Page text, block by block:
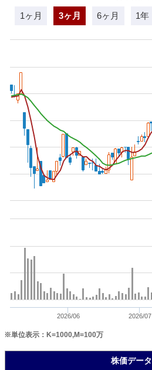
1ヶ月 3ヶ月 6ヶ月 1年
2026/06 2026/07
※単位表示：K=1000,M=100万
株価データ